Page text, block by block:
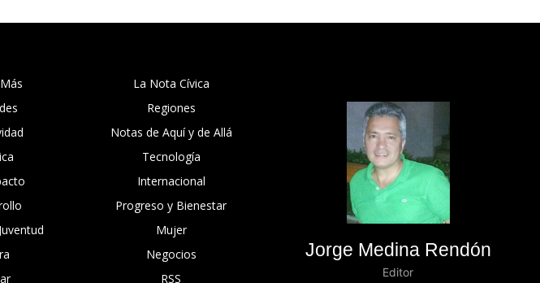
La Nota Cívica
Regiones
Notas de Aquí y de Allá
Tecnología
Internacional
Progreso y Bienestar
Mujer
Negocios
RSS
Jorge Medina Rendón
Editor